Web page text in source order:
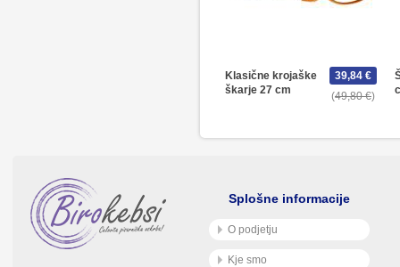
Klasične krojaške
škarje 27 cm
49,80 €
39,84 €
Splošne informacije
O podjetju
Kje smo